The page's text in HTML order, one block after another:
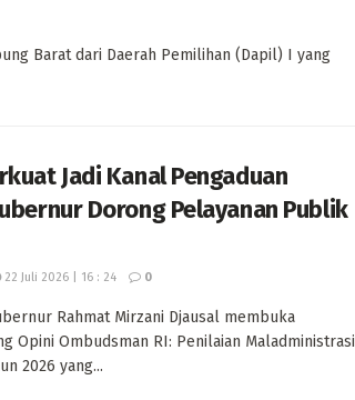
Barat dari Daerah Pemilihan (Dapil) I yang
Jadi Kanal Pengaduan
Dorong Pelayanan Publik
22 Juli 2026 | 16 : 24 0
Rahmat Mirzani Djausal membuka
Opini Ombudsman RI: Penilaian Maladministrasi
2026 yang...